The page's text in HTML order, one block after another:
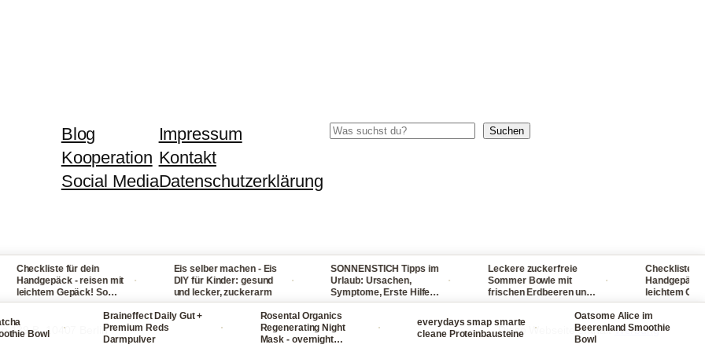
Blog
Kooperation
Social Media
Impressum
Kontakt
Datenschutzerklärung
Suchen Suchen
139 B, 10407 Berlin Diese Webseite enthältWerbung
für dein
- reisen mit
Gepäck! So
du nie wieder zu
ein
·
Eis selber machen - Eis
DIY für Kinder: gesund
und lecker, zuckerarm
·
SONNENSTICH Tipps im
Urlaub: Ursachen,
Symptome, Erste Hilfe
bei Fieber, Sonnenbrand
und Halsschmerzen
Leckere zuckerfreie
Sommer Bowle mit
frischen Erdbeeren und
Waldmeister ganz
Checkliste für dein
Handgepäck -
leichtem Gepäck!
packst du nie
viel ein
Bowl
·
Braineffect Daily Gut +
Premium Reds
Darmpulver
Rosental Organics
Regenerating Night
Mask - overnight
everydays smap smarte
cleane Proteinbausteine
·
Oatsome Alice im
Beerenland Smoothie
Bowl